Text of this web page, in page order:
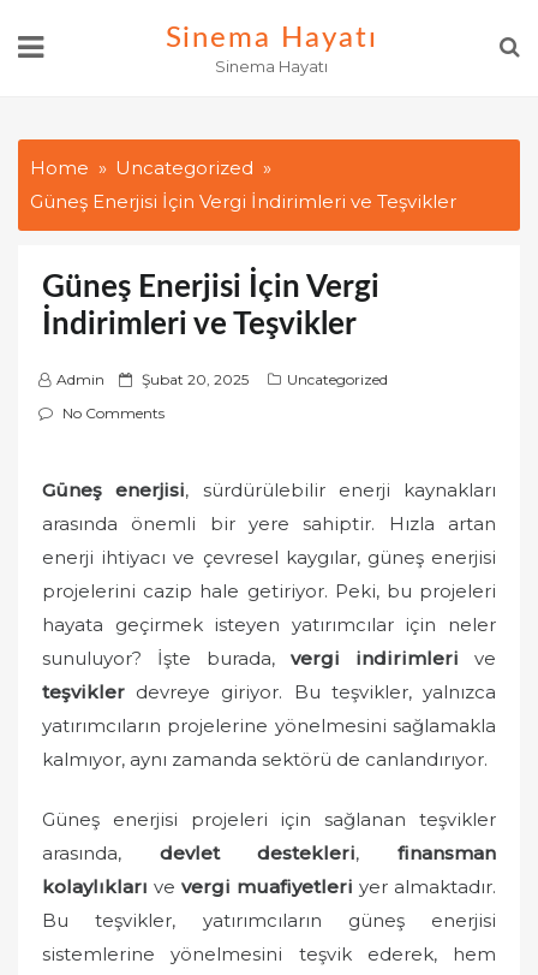
Sinema Hayatı
Sinema Hayatı
Home
Uncategorized
Güneş Enerjisi İçin Vergi İndirimleri ve Teşvikler
Güneş Enerjisi İçin Vergi
İndirimleri ve Teşvikler
Admin
P
o
e
d
o
n
Şubat 20, 2025
Uncategorized
No Comments
Güneş enerjisi, sürdürülebilir enerji kaynakları
arasında önemli bir yere sahiptir. Hızla artan
enerji ihtiyacı ve çevresel kaygılar, güneş enerjisi
projelerini cazip hale getiriyor. Peki, bu projeleri
hayata geçirmek isteyen yatırımcılar için neler
sunuluyor? İşte burada, vergi indirimleri ve
teşvikler devreye giriyor. Bu teşvikler, yalnızca
yatırımcıların projelerine yönelmesini sağlamakla
kalmıyor, aynı zamanda sektörü de canlandırıyor.
Güneş enerjisi projeleri için sağlanan teşvikler
arasında, devlet destekleri,finansman
kolaylıkları ve vergi muafiyetleri yer almaktadır.
Bu teşvikler, yatırımcıların güneş enerjisi
sistemlerine yönelmesini teşvik ederek, hem